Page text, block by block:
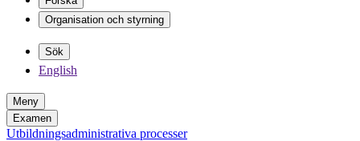
Organisation och styrning
Sök
English
Meny
Examen
Utbildningsadministrativa processer